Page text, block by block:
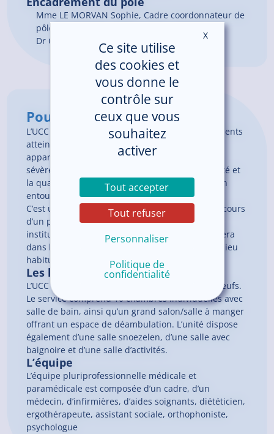
Mme LE MORVAN Sophie, Cadre coordonnateur de
pôle
Dr GHRIBI Karim, Chef de pôle
Pour en savoir plus
L’UCC est une unité de soins accueillant des patients
atteints de maladie d’Alzheimer et maladies
apparentées, présentant des troubles aigus et
sévères du comportement qui altèrent la sécurité et
la qualité de vie de la personne et parfois de son
entourage.
C’est une unité de soins qui s’inscrit dans le parcours
d’un patient venant de son domicile ou d’une
institution et qui, à l’issu de son séjour, retournera
dans le milieu de vie le plus adapté pour lui (milieu
habituel ou nouveau type d’hébergement).
Les locaux
L’UCC est une unité protégée dans des locaux neufs.
Le service comprend 10 chambres individuelles avec
salle de bain, ainsi qu’un grand salon/salle à manger
offrant un espace de déambulation. L’unité dispose
également d’une salle snoezelen, d’une salle avec
baignoire et d’une salle d’activités.
L’équipe
L’équipe pluriprofessionnelle médicale et
paramédicale est composée d’un cadre, d’un
médecin, d’infirmières, d’aides soignants, diététicien,
ergothérapeute, assistant sociale, orthophoniste,
psychologue
Ce site utilise
des cookies et
vous donne le
contrôle sur
ceux que vous
souhaitez
activer
Tout accepter
Tout refuser
Personnaliser
Politique de
confidentialité
XMasquer le